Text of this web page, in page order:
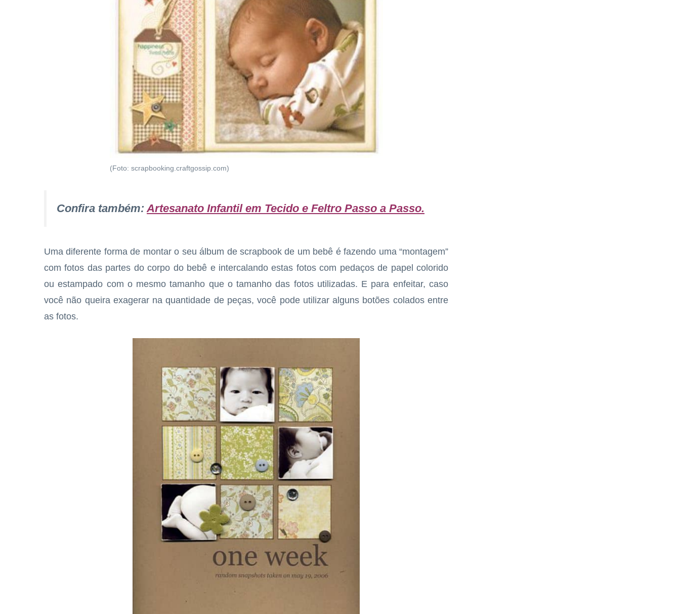
(Foto: scrapbooking.craftgossip.com)
Confira também:Artesanato Infantil em Tecido e Feltro Passo a Passo.
Uma diferente forma de montar o seu álbum de scrapbook de um bebê é fazendo uma “montagem”
com fotos das partes do corpo do bebê e intercalando estas fotos com pedaços de papel colorido
ou estampado com o mesmo tamanho que o tamanho das fotos utilizadas. E para enfeitar, caso
você não queira exagerar na quantidade de peças, você pode utilizar alguns botões colados entre
as fotos.